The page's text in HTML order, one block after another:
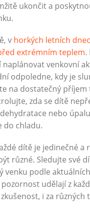
ukončit a
v horkých letních
extrémním teplem.
naplánovat venkovní
odpoledne, kdy je
na dostatečný příjem
zda se dítě
nebo
do chladu.
dítě je jedinečné a
různé. Sledujte své
venku podle
udělají z
i za různých